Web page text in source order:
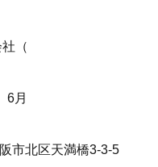
（
6月
市北区天満橋3-3-5